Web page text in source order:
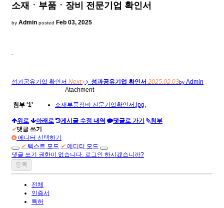
소재ㆍ부품ㆍ장비 전문기업 확인서
by Admin posted Feb 03, 2025
-
성과공유기업 확인서 Next 성과공유기업 확인서 2025.02.03by Admin
Atachment
첨부 '1' 소재부품장비 전문기업확인서.jpg,
위로 아래로 게시글 수정 내역 댓글로 가기
첨부
✔댓글 쓰기
에디터 선택하기
✔ 텍스트 모드 ✔에디터 모드
댓글 쓰기 권한이 없습니다. 로그인 하시겠습니까?
전체
인증서
특허